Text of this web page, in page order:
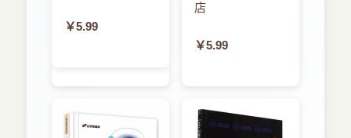
￥5.99
店
￥5.99